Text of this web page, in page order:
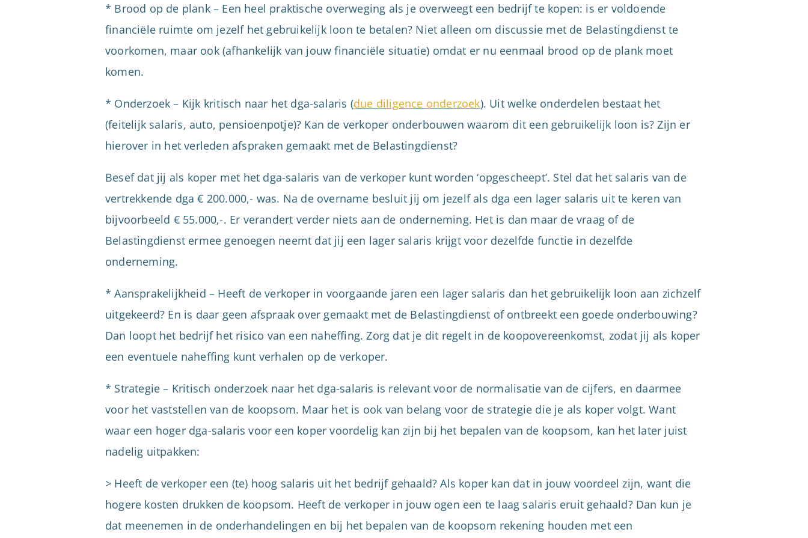
* Brood op de plank – Een heel praktische overweging als je overweegt een bedrijf te kopen: is er voldoende
financiële ruimte om jezelf het gebruikelijk loon te betalen? Niet alleen om discussie met de Belastingdienst te
voorkomen, maar ook (afhankelijk van jouw financiële situatie) omdat er nu eenmaal brood op de plank moet
komen.
* Onderzoek – Kijk kritisch naar het dga-salaris (due diligence onderzoek). Uit welke onderdelen bestaat het
(feitelijk salaris, auto, pensioenpotje)? Kan de verkoper onderbouwen waarom dit een gebruikelijk loon is? Zijn er
hierover in het verleden afspraken gemaakt met de Belastingdienst?
Besef dat jij als koper met het dga-salaris van de verkoper kunt worden ‘opgescheept’. Stel dat het salaris van de
vertrekkende dga € 200.000,- was. Na de overname besluit jij om jezelf als dga een lager salaris uit te keren van
bijvoorbeeld € 55.000,-. Er verandert verder niets aan de onderneming. Het is dan maar de vraag of de
Belastingdienst ermee genoegen neemt dat jij een lager salaris krijgt voor dezelfde functie in dezelfde
onderneming.
* Aansprakelijkheid – Heeft de verkoper in voorgaande jaren een lager salaris dan het gebruikelijk loon aan zichzelf
uitgekeerd? En is daar geen afspraak over gemaakt met de Belastingdienst of ontbreekt een goede onderbouwing?
Dan loopt het bedrijf het risico van een naheffing. Zorg dat je dit regelt in de koopovereenkomst, zodat jij als koper
een eventuele naheffing kunt verhalen op de verkoper.
* Strategie – Kritisch onderzoek naar het dga-salaris is relevant voor de normalisatie van de cijfers, en daarmee
voor het vaststellen van de koopsom. Maar het is ook van belang voor de strategie die je als koper volgt. Want
waar een hoger dga-salaris voor een koper voordelig kan zijn bij het bepalen van de koopsom, kan het later juist
nadelig uitpakken:
> Heeft de verkoper een (te) hoog salaris uit het bedrijf gehaald? Als koper kan dat in jouw voordeel zijn, want die
hogere kosten drukken de koopsom. Heeft de verkoper in jouw ogen een te laag salaris eruit gehaald? Dan kun je
dat meenemen in de onderhandelingen en bij het bepalen van de koopsom rekening houden met een